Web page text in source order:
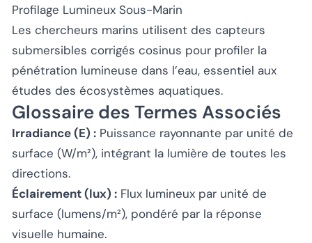
Profilage Lumineux Sous-Marin
Les chercheurs marins utilisent des capteurs
submersibles corrigés cosinus pour profiler la
pénétration lumineuse dans l’eau, essentiel aux
études des écosystèmes aquatiques.
Glossaire des Termes Associés
Irradiance (E) : Puissance rayonnante par unité de
surface (W/m²), intégrant la lumière de toutes les
directions.
Éclairement (lux) : Flux lumineux par unité de
surface (lumens/m²), pondéré par la réponse
visuelle humaine.